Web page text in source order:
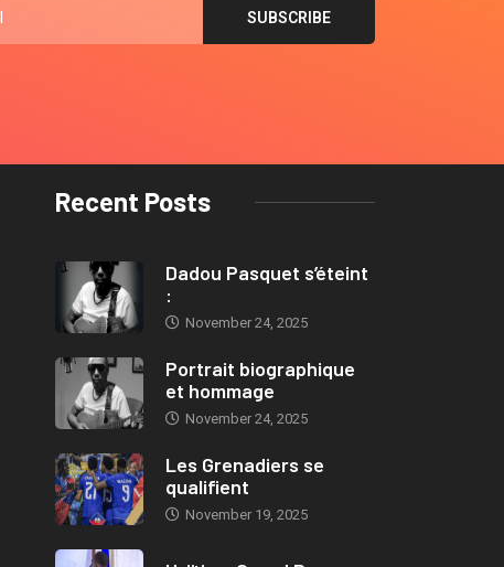
Recent Posts
Dadou Pasquet s’éteint
:
November 24, 2025
Portrait biographique
et hommage
November 24, 2025
Les Grenadiers se
qualifient
November 19, 2025